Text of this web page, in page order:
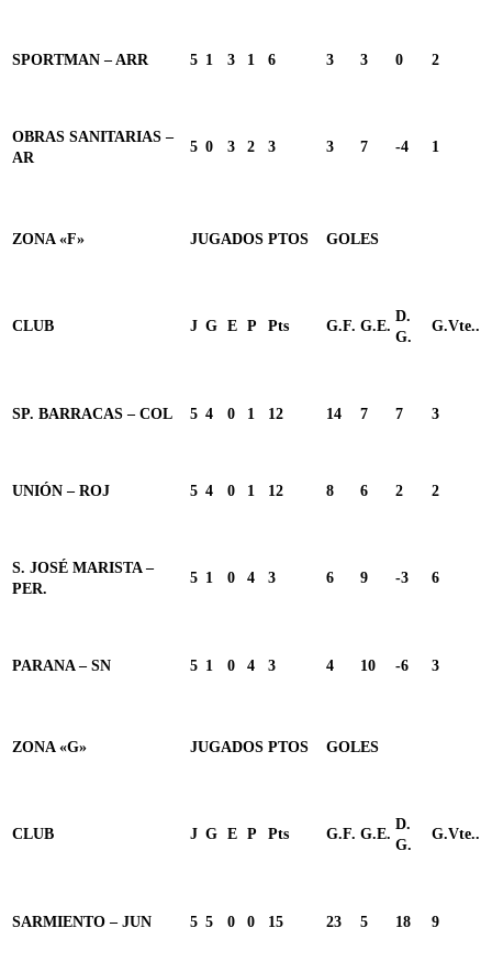
SPORTMAN – ARR 5 1 3 1 6 3 3 0 2
OBRAS SANITARIAS –
AR
5 0 3 2 3 3 7 -4 1
ZONA «F» JUGADOS PTOS GOLES
CLUB J G E P Pts G.F. G.E.
D.
G.
G.Vte..
SP. BARRACAS – COL 5 4 0 1 12 14 7 7 3
UNIÓN – ROJ 5 4 0 1 12 8 6 2 2
S. JOSÉ MARISTA –
PER.
5 1 0 4 3 6 9 -3 6
PARANA – SN 5 1 0 4 3 4 10 -6 3
ZONA «G» JUGADOS PTOS GOLES
CLUB J G E P Pts G.F. G.E.
D.
G.
G.Vte..
SARMIENTO – JUN 5 5 0 0 15 23 5 18 9